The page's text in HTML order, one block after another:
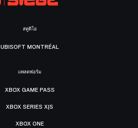
สตูดิโอ
UBISOFT MONTRÉAL
แพลตฟอร์ม
XBOX GAME PASS
XBOX SERIES X|S
XBOX ONE